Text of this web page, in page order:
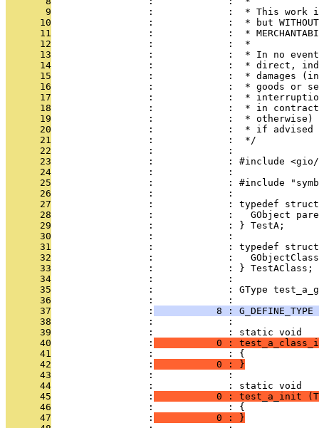
       9
:             :  * This work
      10
:             :  * but
      11
:             :  *
      12
                 :             :  *
      13
:             :  * In no
      14
:             :  * direct,
      15
:             :  * damages
      16
:             :  * goods or
      17
:             :  *
      18
:             :  * in
      19
:             :  *
      20
:             :  * if
      21
                 :             :  */
      22
                 :             :
      23
:             : #include
      24
                 :             :
      25
:             : #include
      26
                 :             :
      27
:             : typedef
      28
:             :   GObject
      29
                 :             : } TestA;
      30
                 :             :
      31
:             : typedef
      32
:             :
      33
                 :             : } TestAClass;
      34
                 :             :
      35
:             : GType
      36
                 :             :
      37
                 :
8 : G_DEFINE_TYPE
      38
                 :             :
      39
                 :             : static void
      40
                 :
0 :
      41
                 :             : {
      42
                 :
           0 : }
      43
                 :             :
      44
                 :             : static void
      45
                 :
0 : test_a_init
      46
                 :             : {
      47
                 :
           0 : }